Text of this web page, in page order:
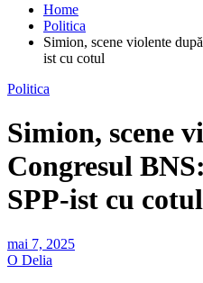
Home
Politica
Simion, scene violente
ist cu cotul
Politica
Simion, scene
Congresul
SPP-ist cu cotul
mai 7, 2025
O Delia